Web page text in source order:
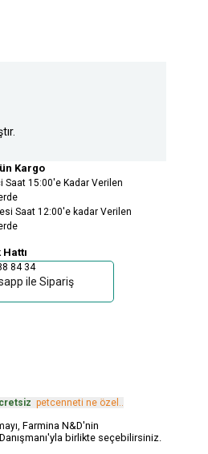
Kargo
Saat 15:00'e Kadar Verilen
Saat 12:00'e kadar Verilen
84 34
ile Sipariş
petcenneti ne özel..
Farmina N&D'nin
birlikte seçebilirsiniz.